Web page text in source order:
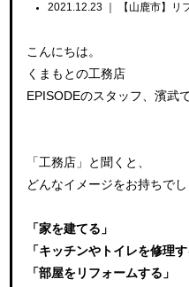
2021.12.23 ｜ 【山鹿市】リ
こんにちは。
くまもとの工務店
EPISODEのスタッフ、濱武で
「工務店」と聞くと、
どんなイメージをお持ちでし
「家を建てる」
「キッチンやトイレを修理す
「部屋をリフォームする」